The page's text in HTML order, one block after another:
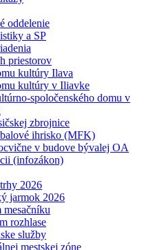
oddelenie
a SP
priestorov
kultúry Ilava
kultúry v Iliavke
spoločenského domu v
zbrojnice
ihrisko (MFK)
v budove bývalej OA
(infozákon)
2026
jarmok 2026
rozhlase
služby
mestskej zóne